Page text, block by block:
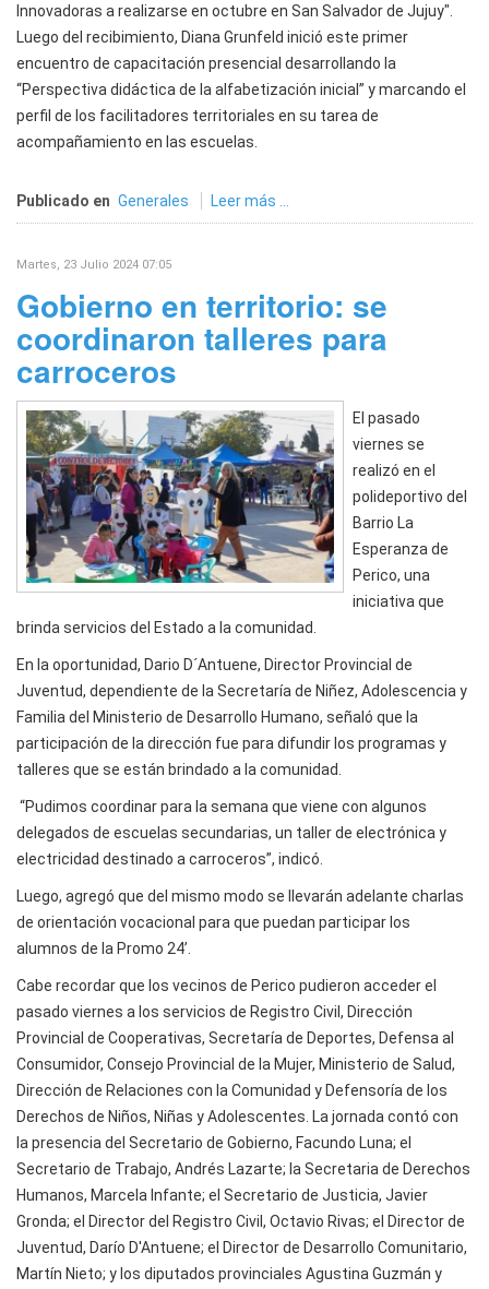
Innovadoras a realizarse en octubre en San Salvador de Jujuy".
Luego del recibimiento, Diana Grunfeld inició este primer
encuentro de capacitación presencial desarrollando la
“Perspectiva didáctica de la alfabetización inicial” y marcando el
perfil de los facilitadores territoriales en su tarea de
acompañamiento en las escuelas.
Publicado en Generales Leer más ...
Martes, 23 Julio 2024 07:05
Gobierno en territorio: se
coordinaron talleres para
carroceros
El pasado
viernes se
realizó en el
polideportivo del
Barrio La
Esperanza de
Perico, una
iniciativa que
brinda servicios del Estado a la comunidad.
En la oportunidad, Dario D´Antuene, Director Provincial de
Juventud, dependiente de la Secretaría de Niñez, Adolescencia y
Familia del Ministerio de Desarrollo Humano, señaló que la
participación de la dirección fue para difundir los programas y
talleres que se están brindado a la comunidad.
“Pudimos coordinar para la semana que viene con algunos
delegados de escuelas secundarias, un taller de electrónica y
electricidad destinado a carroceros”, indicó.
Luego, agregó que del mismo modo se llevarán adelante charlas
de orientación vocacional para que puedan participar los
alumnos de la Promo 24’.
Cabe recordar que los vecinos de Perico pudieron acceder el
pasado viernes a los servicios de Registro Civil, Dirección
Provincial de Cooperativas, Secretaría de Deportes, Defensa al
Consumidor, Consejo Provincial de la Mujer, Ministerio de Salud,
Dirección de Relaciones con la Comunidad y Defensoría de los
Derechos de Niños, Niñas y Adolescentes. La jornada contó con
la presencia del Secretario de Gobierno, Facundo Luna; el
Secretario de Trabajo, Andrés Lazarte; la Secretaria de Derechos
Humanos, Marcela Infante; el Secretario de Justicia, Javier
Gronda; el Director del Registro Civil, Octavio Rivas; el Director de
Juventud, Darío D'Antuene; el Director de Desarrollo Comunitario,
Martín Nieto; y los diputados provinciales Agustina Guzmán y